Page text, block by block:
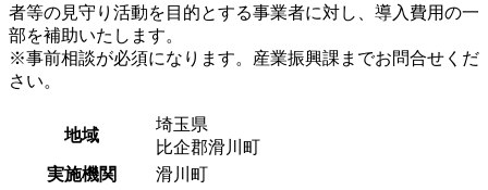
者等の見守り活動を目的とする事業者に対し、導入費用の一
部を補助いたします。
※事前相談が必須になります。産業振興課までお問合せくだ
さい。
地域
埼玉県
比企郡滑川町
実施機関
滑川町